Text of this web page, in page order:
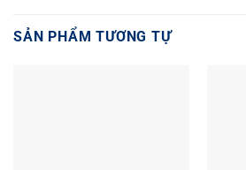
SẢN PHẨM TƯƠNG TỰ